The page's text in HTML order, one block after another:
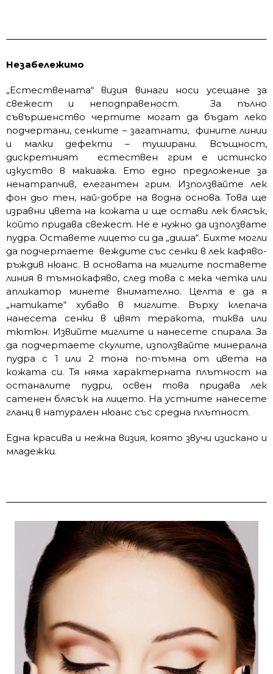
Незабележимо
„Естествената“ визия винаги носи усещане за
свежест и неподправеност. За пълно
съвършенство чертите могат да бъдат леко
подчертани, сенките – загатнати, фините линии
и малки дефекти – туширани. Всъщност,
дискретният естествен грим е истинско
изкуство в макиажа. Ето едно предложение за
ненатрапчив, елегантен грим. Използвайте лек
фон дьо тен, най-добре на водна основа. Това ще
изравни цвета на кожата и ще остави лек блясък,
който придава свежест. Не е нужно да използвате
пудра. Оставете лицето си да „диша“. Бихте могли
да подчертаете веждите със сенки в лек кафяво-
ръждив нюанс. В основата на миглите поставете
линия в тъмнокафяво, след това с мека четка или
апликатор минете внимателно. Целта е да я
„натикате“ хубаво в миглите. Върху клепача
нанесета сенки в цвят теракота, тиква или
тютюн. Извийте миглите и нанесете спирала. За
да подчертаете скулите, използвайте минерална
пудра с 1 или 2 тона по-тъмна от цвета на
кожата си. Тя няма характерната плътност на
останалите пудри, освен това придава лек
сатенен блясък на лицето. На устните нанесете
гланц в натурален нюанс със средна плътност.
Една красива и нежна визия, която звучи изискано и
младежки.